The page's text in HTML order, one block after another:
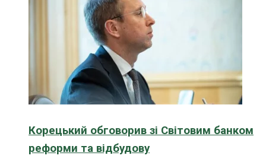
Корецький обговорив зі Світовим банком
реформи та відбудову